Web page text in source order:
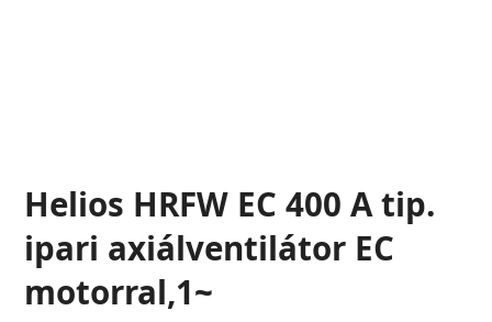
Helios HRFW EC 400 A tip.
ipari axiálventilátor EC
motorral,1~